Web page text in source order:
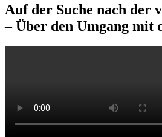
Auf der Suche nach der
– Über den Umgang mit